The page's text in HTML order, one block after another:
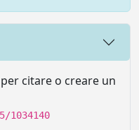
citare o creare un